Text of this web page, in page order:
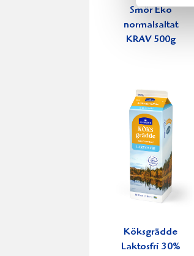
Smör Eko
normalsaltat
KRAV 500g
Köksgrädde
Laktosfri 30%